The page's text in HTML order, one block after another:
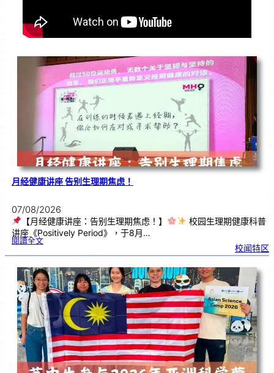
月经健康讲座 告别生理期焦虑！
07/08/2026
【月经健康讲座：告别生理期焦虑！】
校园生理期健康科普
讲座《Positively Period》，于8月…
閱讀全文:月
康
座
告
别
生
理
期
焦
虑
！
校闻特区